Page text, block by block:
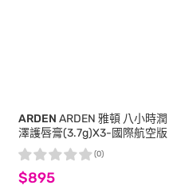
ARDEN ARDEN 雅頓 八小時潤
澤護唇膏(3.7g)X3-國際航空版
$895
(0)